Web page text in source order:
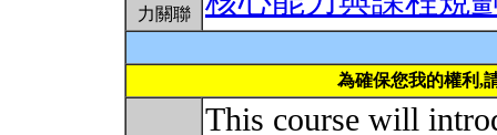
力關聯
為確保您我的權利,
This course will